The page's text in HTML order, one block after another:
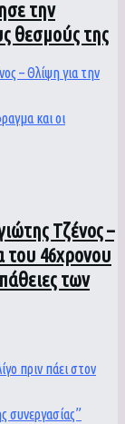
Τζένος –
του 46χρονου
των
την
θεσμούς της